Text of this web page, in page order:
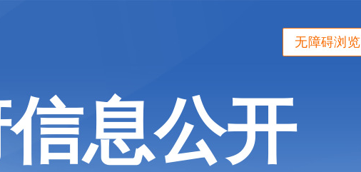
无障碍浏览
息公开